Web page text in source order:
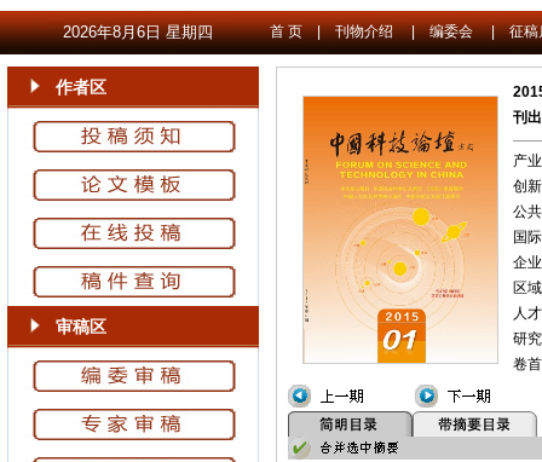
2026年8月6日 星期四 首 页 | 刊物介绍 | 编委会 | 征稿
作者区
审稿区
刊
产
创
公
国
企
区
人
研
卷